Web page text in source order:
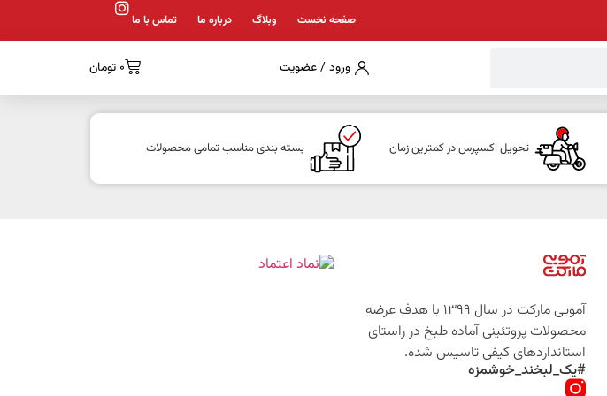
صفحه نخست وبلاگ درباره ما تماس با ما
ورود / عضویت 0 تومان
تحویل اکسپرس در کمترین زمان بسته بندی مناسب تمامی محصولات
آمویی مارکت در سال 1399 با هدف عرضه
محصولات پروتئینی آماده طبخ در راستای
استانداردهای کیفی تاسیس شده.
#یک_لبخند_خوشمزه